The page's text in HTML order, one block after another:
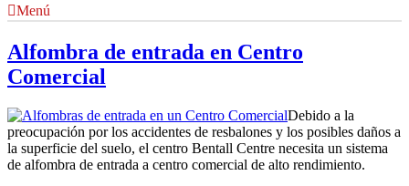
Menú
Alfombra de entrada en Centro
Comercial
Debido a la
preocupación por los accidentes de resbalones y los posibles daños a
la superficie del suelo, el centro Bentall Centre necesita un sistema
de alfombra de entrada a centro comercial de alto rendimiento.